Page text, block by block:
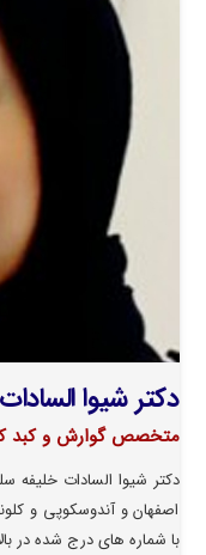
دکتر شیوا
متخصص گوارش و کبد
دکتر شیوا السادات
اصفهان و آندوسکوپی و
با شماره های درج شده در